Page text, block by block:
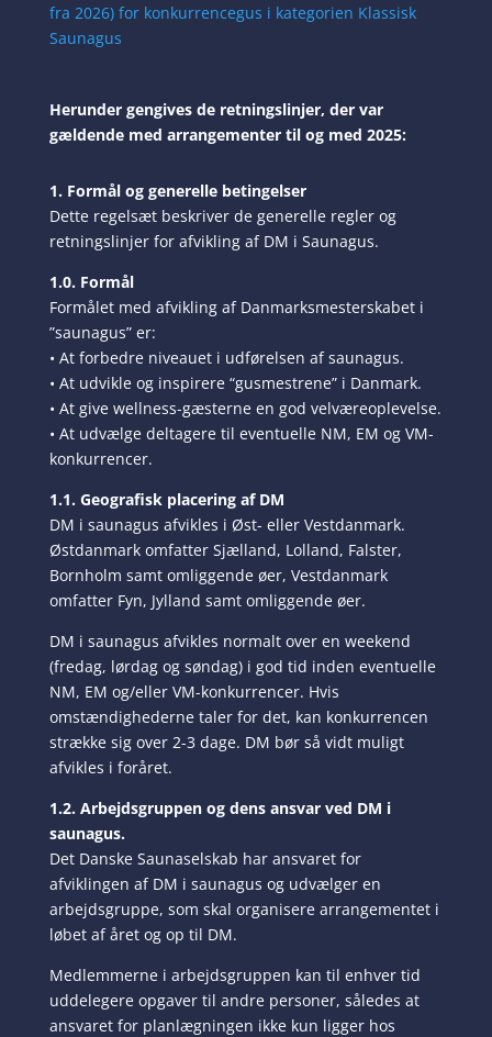
fra 2026) for konkurrencegus i kategorien Klassisk
Saunagus
Herunder gengives de retningslinjer, der var
gældende med arrangementer til og med 2025:
1. Formål og generelle betingelser
Dette regelsæt beskriver de generelle regler og
retningslinjer for afvikling af DM i Saunagus.
1.0. Formål
Formålet med afvikling af Danmarksmesterskabet i
”saunagus” er:
• At forbedre niveauet i udførelsen af saunagus.
• At udvikle og inspirere “gusmestrene” i Danmark.
• At give wellness-gæsterne en god velværeoplevelse.
• At udvælge deltagere til eventuelle NM, EM og VM-
konkurrencer.
1.1. Geografisk placering af DM
DM i saunagus afvikles i Øst- eller Vestdanmark.
Østdanmark omfatter Sjælland, Lolland, Falster,
Bornholm samt omliggende øer, Vestdanmark
omfatter Fyn, Jylland samt omliggende øer.
DM i saunagus afvikles normalt over en weekend
(fredag, lørdag og søndag) i god tid inden eventuelle
NM, EM og/eller VM-konkurrencer. Hvis
omstændighederne taler for det, kan konkurrencen
strække sig over 2-3 dage. DM bør så vidt muligt
afvikles i foråret.
1.2. Arbejdsgruppen og dens ansvar ved DM i
saunagus.
Det Danske Saunaselskab har ansvaret for
afviklingen af DM i saunagus og udvælger en
arbejdsgruppe, som skal organisere arrangementet i
løbet af året og op til DM.
Medlemmerne i arbejdsgruppen kan til enhver tid
uddelegere opgaver til andre personer, således at
ansvaret for planlægningen ikke kun ligger hos